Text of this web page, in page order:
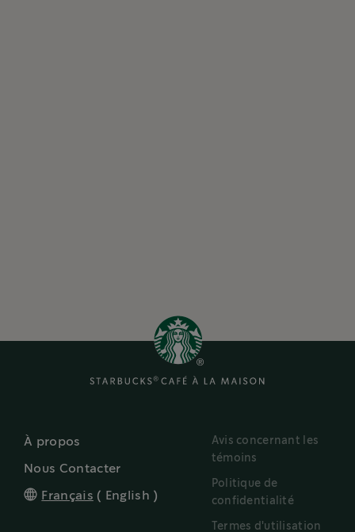
À propos
Nous Contacter
Français ( English )
Avis concernant les
témoins
Politique de
confidentialité
Termes d'utilisation